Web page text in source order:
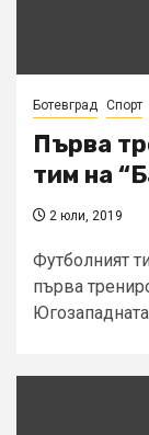
Ботевград Спорт
Първа
тим на
2 юли, 2019
Футболният
първа
Югозападната